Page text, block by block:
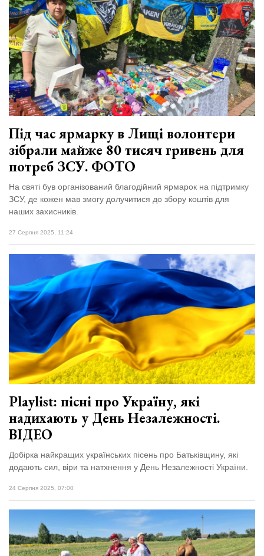
залишив у
Луцьку
три...
27 Липня 2026
673 переглядів
Всі розділи
Персона
Лайф
ZONE 18+
Контакти
Політика конфіденційності
Під час ярмарку в Лищі волонтери
зібрали майже 80 тисяч гривень для
потреб ЗСУ. ФОТО
На святі був організований благодійний ярмарок на підтримку
ЗСУ, де кожен мав змогу долучитися до збору коштів для
наших захисників.
27 Серпня 2025, 11:24
Playlist: пісні про Україну, які
надихають у День Незалежності.
ВІДЕО
Добірка найкращих українських пісень про Батьківщину, які
додають сил, віри та натхнення у День Незалежності України.
24 Серпня 2025, 07:00